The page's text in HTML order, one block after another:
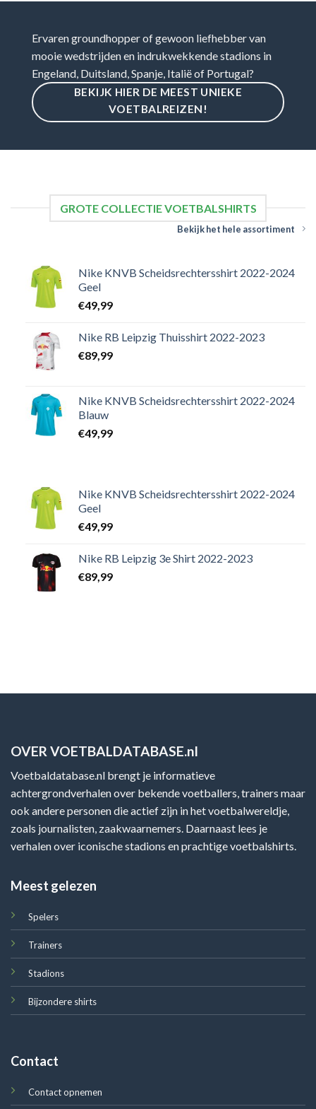
Ervaren groundhopper of gewoon liefhebber van
mooie wedstrijden en indrukwekkende stadions in
Engeland, Duitsland, Spanje, Italië of Portugal?
BEKIJK HIER DE MEEST UNIEKE
VOETBALREIZEN!
GROTE COLLECTIE VOETBALSHIRTS
Bekijk het hele assortiment
Nike KNVB Scheidsrechtersshirt 2022-2024
Geel
€49,99
Nike RB Leipzig Thuisshirt 2022-2023
€89,99
Nike KNVB Scheidsrechtersshirt 2022-2024
Blauw
€49,99
Nike KNVB Scheidsrechtersshirt 2022-2024
Geel
€49,99
Nike RB Leipzig 3e Shirt 2022-2023
€89,99
OVER VOETBALDATABASE.nl
Voetbaldatabase.nl brengt je informatieve
achtergrondverhalen over bekende voetballers, trainers maar
ook andere personen die actief zijn in het voetbalwereldje,
zoals journalisten, zaakwaarnemers. Daarnaast lees je
verhalen over iconische stadions en prachtige voetbalshirts.
Meest gelezen
Spelers
Trainers
Stadions
Bijzondere shirts
Contact
Contact opnemen